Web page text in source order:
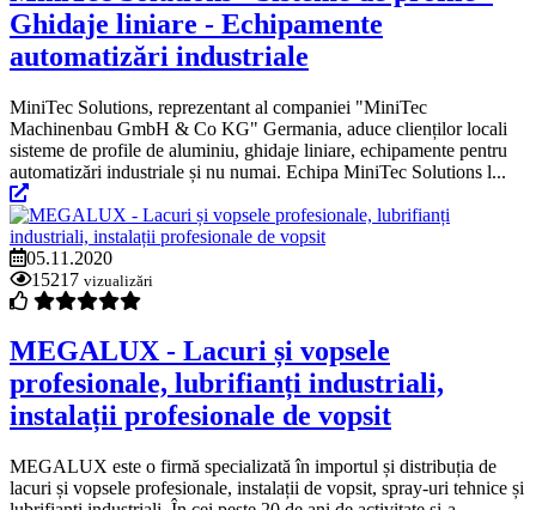
Ghidaje liniare - Echipamente
automatizări industriale
MiniTec Solutions, reprezentant al companiei "MiniTec
Machinenbau GmbH & Co KG" Germania, aduce clienților locali
sisteme de profile de aluminiu, ghidaje liniare, echipamente pentru
automatizări industriale și nu numai. Echipa MiniTec Solutions l...
05.11.2020
15217 vizualizări
MEGALUX - Lacuri și vopsele
profesionale, lubrifianți industriali,
instalații profesionale de vopsit
MEGALUX este o firmă specializată în importul și distribuția de
lacuri și vopsele profesionale, instalații de vopsit, spray-uri tehnice și